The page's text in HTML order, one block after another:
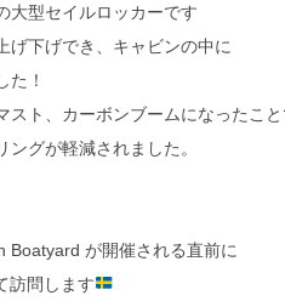
大型セイルロッカーです
げ下げでき、キャビンの中に
た！
スト、カーボンブームになったこと
グが軽減されました。
Boatyard が開催される直前に
訪問します